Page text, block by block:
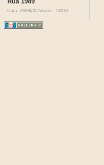
Data: 26/09/05 Visites: 13010